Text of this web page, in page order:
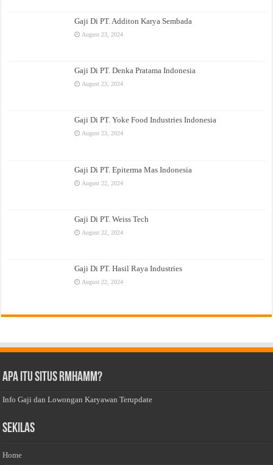
Gaji Di PT. Additon Karya Sembada
August 23, 2024
Gaji Di PT. Denka Pratama Indonesia
August 23, 2024
Gaji Di PT. Yoke Food Industries Indonesia
August 23, 2024
Gaji Di PT. Epiterma Mas Indonesia
August 22, 2024
Gaji Di PT. Weiss Tech
August 22, 2024
Gaji Di PT. Hasil Raya Industries
August 22, 2024
Apa Itu Situs Rmhamm?
Info Gaji dan Lowongan Karyawan Terupdate
Sekilas
Home